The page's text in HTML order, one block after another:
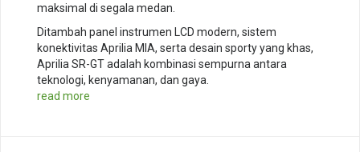
maksimal di segala medan.
Ditambah panel instrumen LCD modern, sistem
konektivitas Aprilia MIA, serta desain sporty yang khas,
Aprilia SR-GT adalah kombinasi sempurna antara
teknologi, kenyamanan, dan gaya.
read more